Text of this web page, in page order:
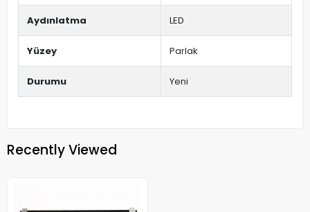
Aydınlatma LED
Yüzey Parlak
Durumu Yeni
Recently Viewed